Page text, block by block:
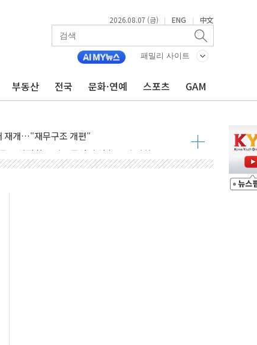
2026.08.07 (금) | ENG | 中文
패밀리 사이트
부동산 전국 문화·연예 스포츠 GAM
흉기 휘두른 30대 세입자…경찰, 현행범 체포
30억원
온열질환 보장…폭염기 신속 보상 강화
억원
캐나다 IND 신청
과 군 장병 금융교육·전역 지원 협약
기 상폐 위기…관리종목 우려 지정예고 총 63개
급 경쟁률… 실수요자 관심
' 26일 출시, 유저의 캐릭터가 AI로 플레이한다